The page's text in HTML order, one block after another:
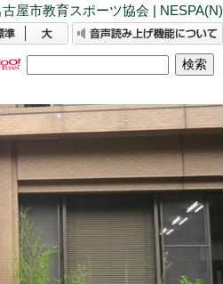
屋市教育スポーツ協会 | NESPA(N)